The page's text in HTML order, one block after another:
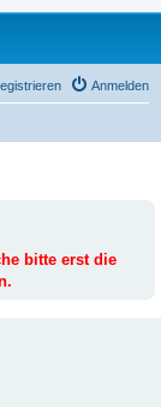
Anmelden
bitte erst die